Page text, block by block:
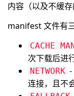
内容（以及不缓存
manifest 文件有三
CACHE
次下载后进
NETWORK -
连接，且不